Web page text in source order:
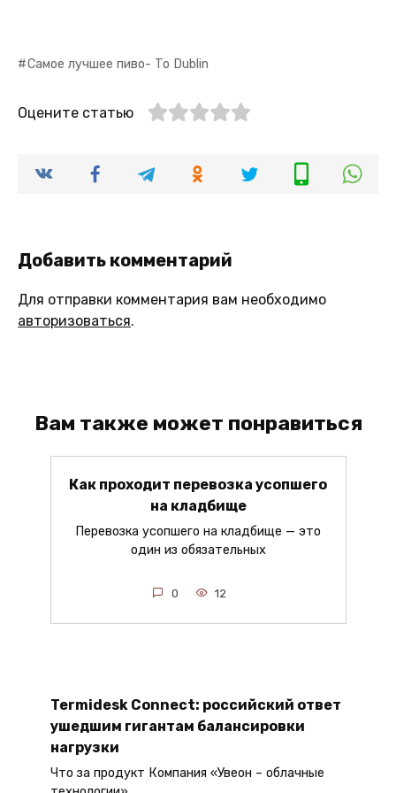
Самое лучшее пиво- To Dublin
Оцените статью
Добавить комментарий
Для отправки комментария вам необходимо
авторизоваться.
Вам также может понравиться
Как проходит перевозка усопшего
на кладбище
Перевозка усопшего на кладбище — это
один из обязательных
0 12
Termidesk Connect: российский ответ
ушедшим гигантам балансировки
нагрузки
Что за продукт Компания «Увеон – облачные